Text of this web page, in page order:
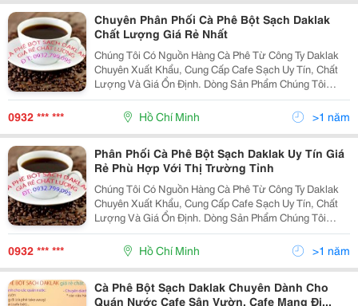
Chuyên Phân Phối Cà Phê Bột Sạch Daklak
Chất Lượng Giá Rẻ Nhất
Chúng Tôi Có Nguồn Hàng Cà Phê Từ Công Ty Daklak
Chuyên Xuất Khẩu, Cung Cấp Cafe Sạch Uy Tín, Chất
Lượng Và Giá Ổn Định. Dòng Sản Phẩm Chúng Tôi
Hướng Tới Là Cà Phê Bột Sạch Nguyên Chất 100%
Không Hóa Chất, Không Chất Tạo Màu, Tạo Mùi; Cafe
Hạt Ran
0932 *** *** Hồ Chí Minh >1 năm
Phân Phối Cà Phê Bột Sạch Daklak Uy Tín Giá
Rẻ Phù Hợp Với Thị Trường Tỉnh
Chúng Tôi Có Nguồn Hàng Cà Phê Từ Công Ty Daklak
Chuyên Xuất Khẩu, Cung Cấp Cafe Sạch Uy Tín, Chất
Lượng Và Giá Ổn Định. Dòng Sản Phẩm Chúng Tôi
Hướng Tới Là Cà Phê Bột Sạch Nguyên Chất 100%
Không Hóa Chất, Không Chất Tạo Màu, Tạo Mùi; Cafe
Hạt Ran
0932 *** *** Hồ Chí Minh >1 năm
Cà Phê Bột Sạch Daklak Chuyên Dành Cho
Quán Nước Cafe Sân Vườn, Cafe Mang Đi...